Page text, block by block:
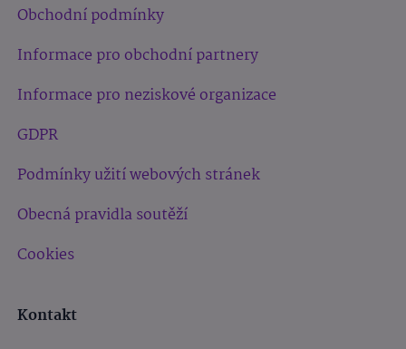
Obchodní podmínky
Informace pro obchodní partnery
Informace pro neziskové organizace
GDPR
Podmínky užití webových stránek
Obecná pravidla soutěží
Cookies
Kontakt